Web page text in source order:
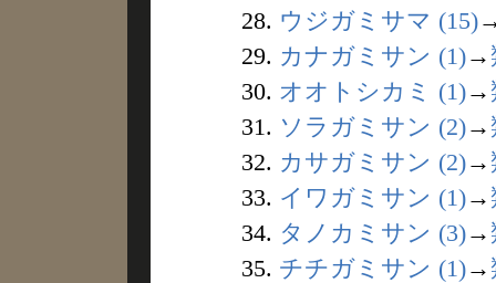
28. ウジガミサマ (15)
29. カナガミサン (1)→
30. オオトシカミ (1)→
31. ソラガミサン (2)→
32. カサガミサン (2)→
33. イワガミサン (1)→
34. タノカミサン (3)→
35. チチガミサン (1)→